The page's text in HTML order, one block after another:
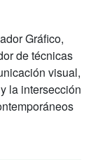
Gráfico,
de técnicas
visual,
la intersección